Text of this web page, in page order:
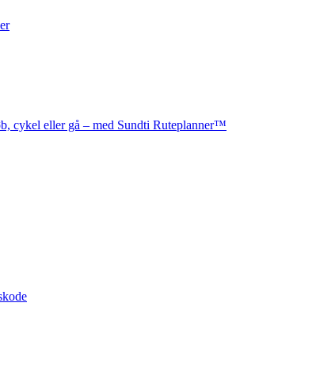
cykel eller gå – med Sundti Ruteplanner™